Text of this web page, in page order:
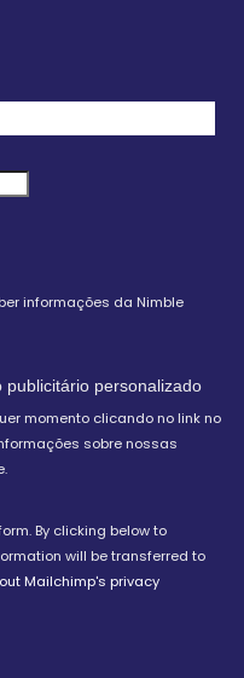
informações da Nimble
Conteúdo publicitário personalizado
momento clicando no link no
sobre nossas
By clicking below to
will be transferred to
Mailchimp's privacy